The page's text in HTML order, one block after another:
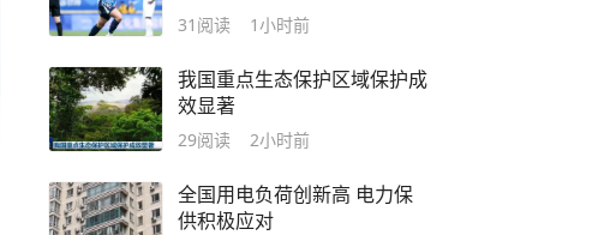
31 阅读 1小时前
我国重点生态保护区域保护成
效显著
29阅读 2小时前
全国用电负荷创新高 电力保
供积极应对